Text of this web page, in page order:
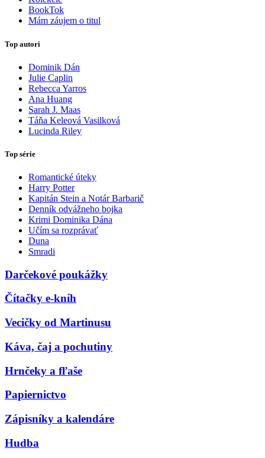
BookTok
Mám záujem o titul
Top autori
Dominik Dán
Julie Caplin
Rebecca Yarros
Ana Huang
Sarah J. Maas
Táňa Keleová Vasilková
Lucinda Riley
Top série
Romantické úteky
Harry Potter
Kapitán Stein a Notár Barbarič
Denník odvážneho bojka
Krimi Dominika Dána
Učím sa rozprávať
Duna
Smradi
Darčekové poukážky
Čítačky e-kníh
Vecičky od Martinusu
Káva, čaj a pochutiny
Hrnčeky a fľaše
Papiernictvo
Zápisníky a kalendáre
Hudba